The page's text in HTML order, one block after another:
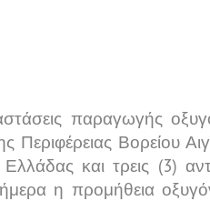
παραγωγής
Περιφέρειας Βορείου
και τρεις (3)
η προμήθεια